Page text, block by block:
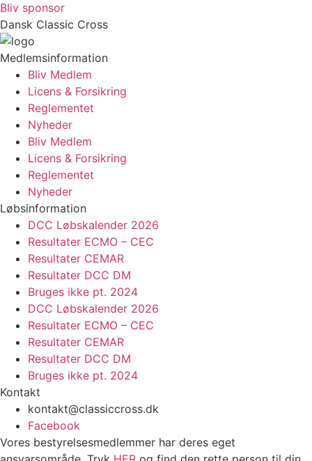
Bliv sponsor
Dansk Classic Cross
Medlemsinformation
Bliv Medlem
Licens & Forsikring
Reglementet
Nyheder
Bliv Medlem
Licens & Forsikring
Reglementet
Nyheder
Løbsinformation
DCC Løbskalender 2026
Resultater ECMO – CEC
Resultater CEMAR
Resultater DCC DM
Bruges ikke pt. 2024
DCC Løbskalender 2026
Resultater ECMO – CEC
Resultater CEMAR
Resultater DCC DM
Bruges ikke pt. 2024
Kontakt
kontakt@classiccross.dk
Facebook
Vores bestyrelsesmedlemmer har deres eget